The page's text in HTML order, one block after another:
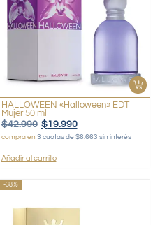
HALLOWEEN «Halloween» EDT
Mujer 50 ml
$42.990 $19.990
compra en 3 cuotas de $6.663 sin interés
Añadir al carrito
-38%